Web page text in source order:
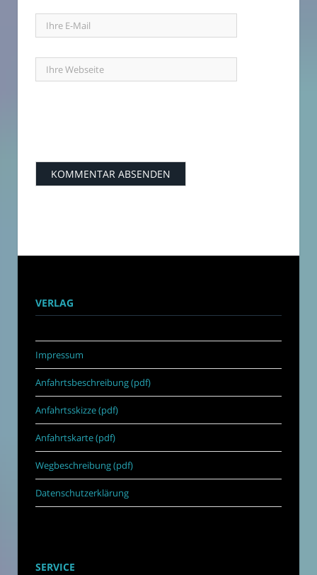
VERLAG
Impressum
Anfahrtsbeschreibung (pdf)
Anfahrtsskizze (pdf)
Anfahrtskarte (pdf)
Wegbeschreibung (pdf)
Datenschutzerklärung
SERVICE